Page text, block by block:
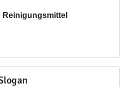
Reinigungsmittel